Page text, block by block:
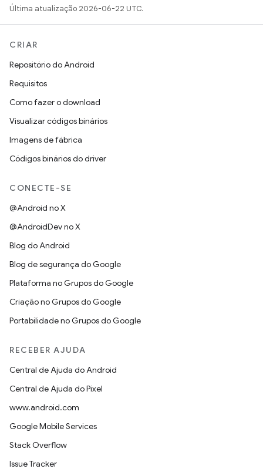
Última atualização 2026-06-22 UTC.
CRIAR
Repositório do Android
Requisitos
Como fazer o download
Visualizar códigos binários
Imagens de fábrica
Códigos binários do driver
CONECTE-SE
@Android no X
@AndroidDev no X
Blog do Android
Blog de segurança do Google
Plataforma no Grupos do Google
Criação no Grupos do Google
Portabilidade no Grupos do Google
RECEBER AJUDA
Central de Ajuda do Android
Central de Ajuda do Pixel
www.android.com
Google Mobile Services
Stack Overflow
Issue Tracker